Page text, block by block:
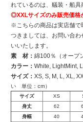
れているのは、艤装・船具
◎XXLサイズのみ販売価格
※こちらの商品は実店舗で
つきましては、お問い合
いいたします。
素 材：綿100％（オープ
カラー：White, LightMint,
サイズ：XS, S, M, L, XL,
い 単位：cm）
サイズ XS
身丈
62
身幅
40